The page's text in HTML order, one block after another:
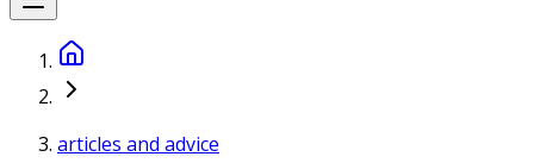
articles and advice